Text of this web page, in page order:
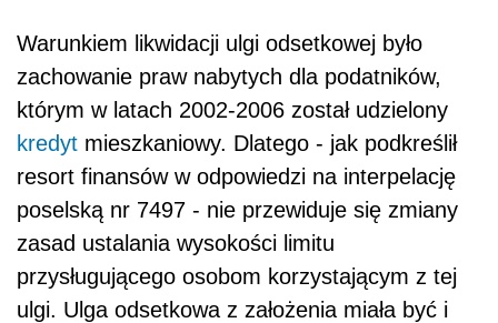
Warunkiem likwidacji ulgi odsetkowej było
zachowanie praw nabytych dla podatników,
którym w latach 2002-2006 został udzielony
kredyt mieszkaniowy. Dlatego - jak podkreślił
resort finansów w odpowiedzi na interpelację
poselską nr 7497 - nie przewiduje się zmiany
zasad ustalania wysokości limitu
przysługującego osobom korzystającym z tej
ulgi. Ulga odsetkowa z założenia miała być i